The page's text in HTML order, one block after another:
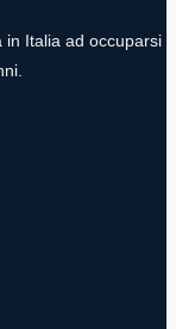
in Italia ad occuparsi